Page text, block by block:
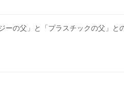
の父」と「プラスチックの父」と